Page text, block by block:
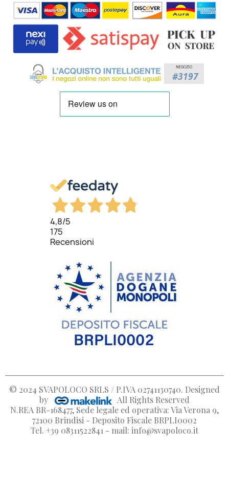
4,8/5
175
Recensioni
© 2024 SVAPOLOCO SRLS / P.IVA 02741130740. Designed
by
All Rights Reserved
N.REA BR-168477, Sede legale ed operativa: Via Verona 9,
72100 Brindisi - Deposito Fiscale BRPLI0002
Tel. +39 08311522841 - mail: info@svapoloco.it